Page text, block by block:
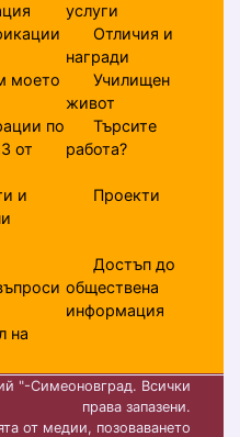
услуги
Отличия и
награди
моето
Училищен
живот
по
от
Търсите
работа?
и
Проекти
Достъп до
обществена
информация
на
"-Симеоновград. Всички
права запазени.
от медии, позоваването